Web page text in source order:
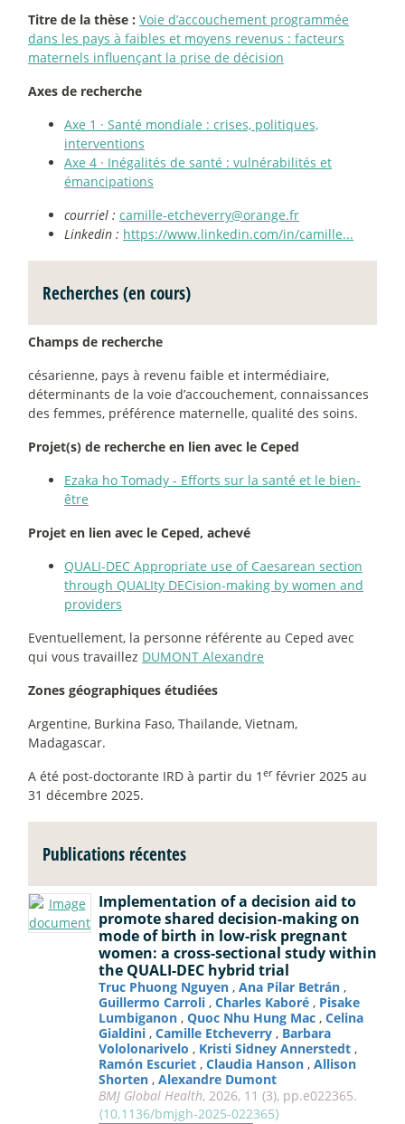
Titre de la thèse : Voie d’accouchement programmée
dans les pays à faibles et moyens revenus : facteurs
maternels influençant la prise de décision
Axes de recherche
Axe 1 · Santé mondiale : crises, politiques,
interventions
Axe 4 · Inégalités de santé : vulnérabilités et
émancipations
courriel : camille-etcheverry@orange.fr
Linkedin : https://www.linkedin.com/in/camille...
Recherches (en cours)
Champs de recherche
césarienne, pays à revenu faible et intermédiaire,
déterminants de la voie d’accouchement, connaissances
des femmes, préférence maternelle, qualité des soins.
Projet(s) de recherche en lien avec le Ceped
Ezaka ho Tomady - Efforts sur la santé et le bien-
être
Projet en lien avec le Ceped, achevé
QUALI-DEC Appropriate use of Caesarean section
through QUALIty DECision-making by women and
providers
Eventuellement, la personne référente au Ceped avec
qui vous travaillez DUMONT Alexandre
Zones géographiques étudiées
Argentine, Burkina Faso, Thaïlande, Vietnam,
Madagascar.
A été post-doctorante IRD à partir du 1 erfévrier 2025 au
31 décembre 2025.
Publications récentes
Implementation of a decision aid to
promote shared decision-making on
mode of birth in low-risk pregnant
women: a cross-sectional study within
the QUALI-DEC hybrid trial
Truc Phuong Nguyen , Ana Pilar Betrán ,
Guillermo Carroli , Charles Kaboré , Pisake
Lumbiganon , Quoc Nhu Hung Mac , Celina
Gialdini , Camille Etcheverry , Barbara
Vololonarivelo , Kristi Sidney Annerstedt ,
Ramón Escuriet , Claudia Hanson , Allison
Shorten , Alexandre Dumont
BMJ Global Health, 2026, 11 (3), pp.e022365.
⟨10.1136/bmjgh-2025-022365⟩